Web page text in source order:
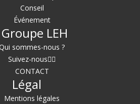
Conseil
Événement
LEH
sommes-nous ?
Suivez-nous
CONTACT
Légal
Mentions légales